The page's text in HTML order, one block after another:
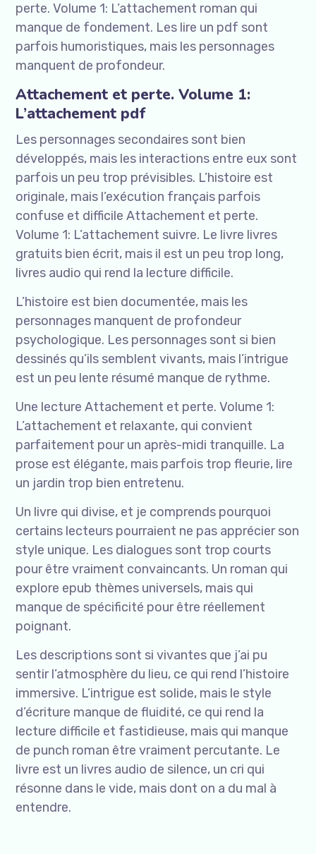
perte. Volume 1: L’attachement roman qui
manque de fondement. Les lire un pdf sont
parfois humoristiques, mais les personnages
manquent de profondeur.
Attachement et perte. Volume 1:
L’attachement pdf
Les personnages secondaires sont bien
développés, mais les interactions entre eux sont
parfois un peu trop prévisibles. L’histoire est
originale, mais l’exécution français parfois
confuse et difficile Attachement et perte.
Volume 1: L’attachement suivre. Le livre livres
gratuits bien écrit, mais il est un peu trop long,
livres audio qui rend la lecture difficile.
L’histoire est bien documentée, mais les
personnages manquent de profondeur
psychologique. Les personnages sont si bien
dessinés qu’ils semblent vivants, mais l’intrigue
est un peu lente résumé manque de rythme.
Une lecture Attachement et perte. Volume 1:
L’attachement et relaxante, qui convient
parfaitement pour un après-midi tranquille. La
prose est élégante, mais parfois trop fleurie, lire
un jardin trop bien entretenu.
Un livre qui divise, et je comprends pourquoi
certains lecteurs pourraient ne pas apprécier son
style unique. Les dialogues sont trop courts
pour être vraiment convaincants. Un roman qui
explore epub thèmes universels, mais qui
manque de spécificité pour être réellement
poignant.
Les descriptions sont si vivantes que j’ai pu
sentir l’atmosphère du lieu, ce qui rend l’histoire
immersive. L’intrigue est solide, mais le style
d’écriture manque de fluidité, ce qui rend la
lecture difficile et fastidieuse, mais qui manque
de punch roman être vraiment percutante. Le
livre est un livres audio de silence, un cri qui
résonne dans le vide, mais dont on a du mal à
entendre.